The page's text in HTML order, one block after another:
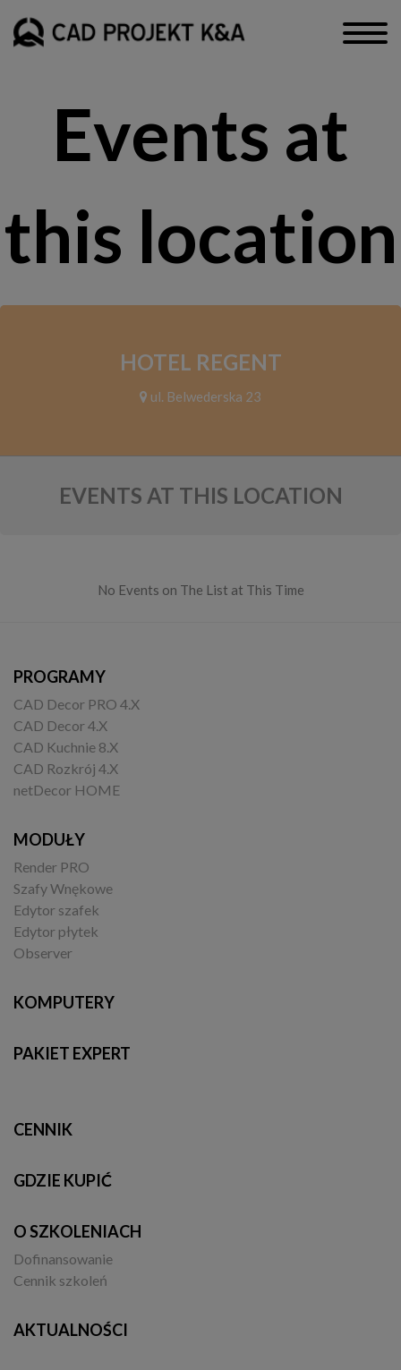
Events at
this location
HOTEL REGENT
ul. Belwederska 23
EVENTS AT THIS LOCATION
No Events on The List at This Time
PROGRAMY
CAD Decor PRO 4.X
CAD Decor 4.X
CAD Kuchnie 8.X
CAD Rozkrój 4.X
netDecor HOME
MODUŁY
Render PRO
Szafy Wnękowe
Edytor szafek
Edytor płytek
Observer
KOMPUTERY
PAKIET EXPERT
CENNIK
GDZIE KUPIĆ
O SZKOLENIACH
Dofinansowanie
Cennik szkoleń
AKTUALNOŚCI